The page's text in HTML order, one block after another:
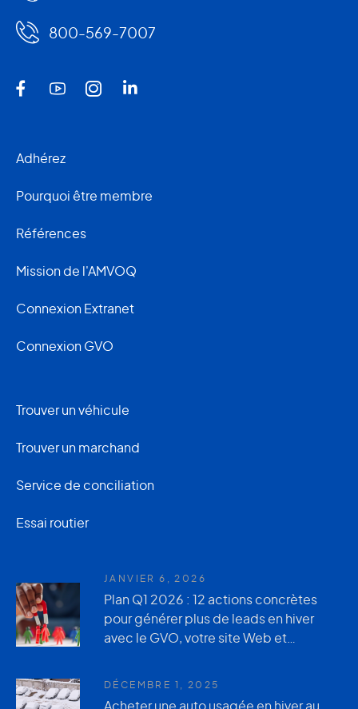
800-569-7007
Adhérez
Pourquoi être membre
Références
Mission de l'AMVOQ
Connexion Extranet
Connexion GVO
Trouver un véhicule
Trouver un marchand
Service de conciliation
Essai routier
JANVIER 6, 2026
Plan Q1 2026 : 12 actions concrètes
pour générer plus de leads en hiver
avec le GVO, votre site Web et
DÉCEMBRE 1, 2025
Acheter une auto usagée en hiver au